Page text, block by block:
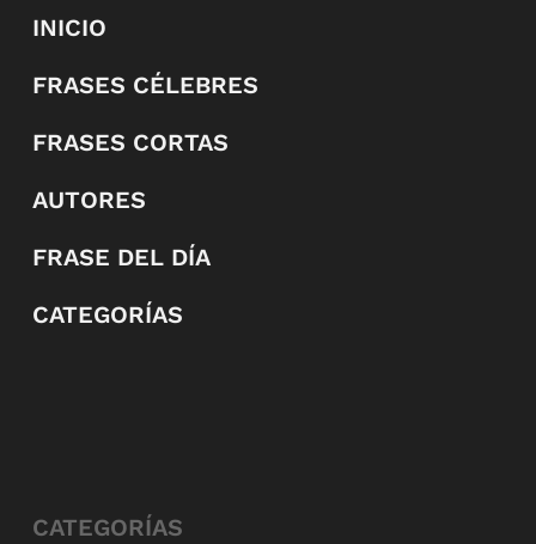
INICIO
FRASES CÉLEBRES
FRASES CORTAS
AUTORES
FRASE DEL DÍA
CATEGORÍAS
CATEGORÍAS